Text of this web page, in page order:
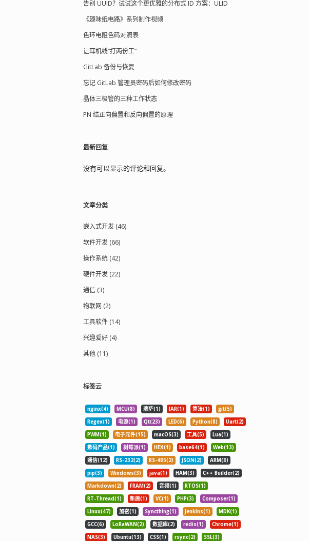
告别 UUID？试试这个更优雅的分布式 ID 方案：ULID
《趣味纸电路》系列制作视频
色环电阻色码对照表
让耳机线“打两份工”
GitLab 备份与恢复
忘记 GitLab 管理员密码后如何修改密码
晶体三极管的三种工作状态
PN 结正向偏置和反向偏置的原理
最新回复
没有可以显示的评论和回复。
文章分类
嵌入式开发 (46)
软件开发 (66)
操作系统 (42)
硬件开发 (22)
通信 (3)
物联网 (2)
工具软件 (14)
兴趣爱好 (4)
其他 (11)
标签云
nginx(4) MCU(8) 瑞萨(1) IAR(1) 算法(1)
git(5)
Regex(1)
电源(1) Qt(23) LED(6) Python(8)
Uart(2)
PWM(1)
电子元件(15) macOS(3) 工具(5)
Lua(1)
数码产品(1)
树莓派(1) HEX(1) base64(1)
Web(13)
通信(12)
RS-232(2) RS-485(2) JSON(2)
ARM(8)
pip(3)
Windows(3) java(1) HAM(3)
C++ Builder(2)
Markdown(2)
FRAM(2) 音频(1)
RTOS(1)
RT-Thread(1)
新唐(1) VC(1) PHP(3)
Composer(1)
Linux(47)
加密(1) Syncthing(1) Jenkins(1)
MDK(1)
GCC(6)
LoRaWAN(2) 数据库(2) redis(1)
Chrome(1)
NAS(3)
Ubuntu(13) CSS(1) rsync(2)
SSL(3)